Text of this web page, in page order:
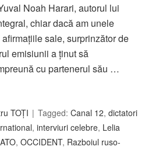
Noah Harari, autorul lui
chiar dacă am unele
sale, surprinzător de
emisiunii a ţinut să
cu partenerul său …
TOȚI Tagged:Canal 12,dictatori
,interviuri celebre, Lelia
,OCCIDENT, Razboiul ruso-